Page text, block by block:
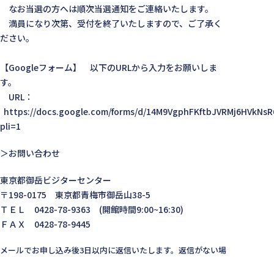
なお当選の方へは順次当選通知をご連絡いたします。
満員になり次第、受付を終了いたしますので、ご了承く
ださい。
【Googleフォーム】 以下のURLから入力をお願いしま
す。
URL：
https://docs.google.com/forms/d/
pli=1
＞お問い合わせ
東京都御岳ビジターセンター
〒198-0175 東京都青梅市御岳山38-5
ＴＥＬ 0428-78-9363 (開館時間9:00~16:30)
ＦＡＸ 0428-78-9445
メールでお申し込み後3日以内に返信いたします。返信がない場